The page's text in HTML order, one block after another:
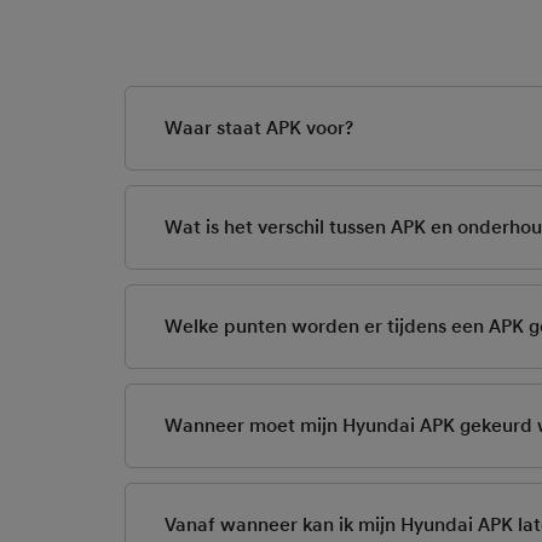
Waar staat APK voor?
Wat is het verschil tussen APK en
Dit is een
en vloeistoffen
interval. Regelmatig
Maakhiereenvoudig
Welke punten worden er tijdens een APK
spiegels, ruiten,
gebruikte brandstof.
Wanneer moet mijn Hyundai APK gekeurd
Vanaf wanneer kan ik mijn Hyundai APK